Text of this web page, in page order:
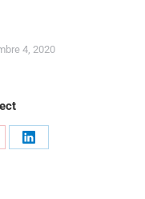
4, 2020
Share